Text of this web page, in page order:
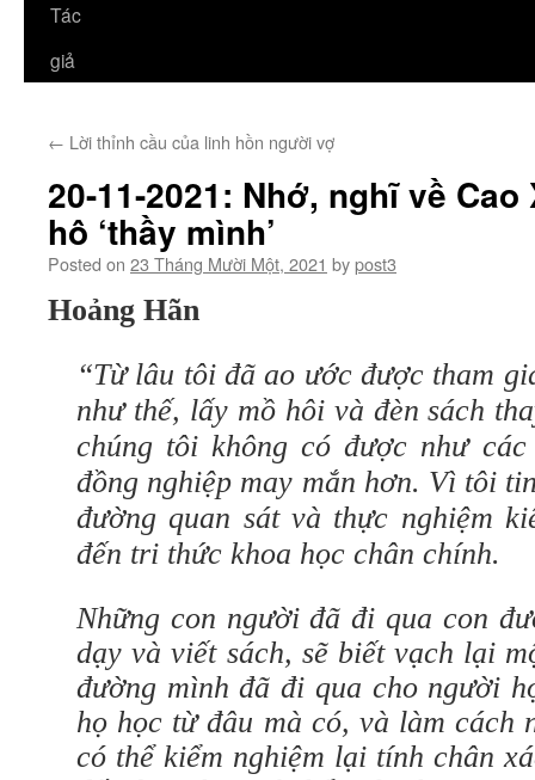
Tác
giả
← Lời thỉnh cầu của linh hồn người vợ
20-11-2021: Nhớ, nghĩ về Cao
hô ‘thầy mình’
Posted on 23 Tháng Mười Một, 2021 bypost3
Hoảng Hãn
“Từ lâu tôi đã ao ước được tham
như thế, lấy mồ hôi và đèn sách
chúng tôi không có được như
đồng nghiệp may mắn hơn. Vì tôi
đường quan sát và thực nghiệm
đến tri thức khoa học chân chính.
Những con người đã đi qua con
dạy và viết sách, sẽ biết vạch lại
đường mình đã đi qua cho người
họ học từ đâu mà có, và làm cách
có thể kiểm nghiệm lại tính chân